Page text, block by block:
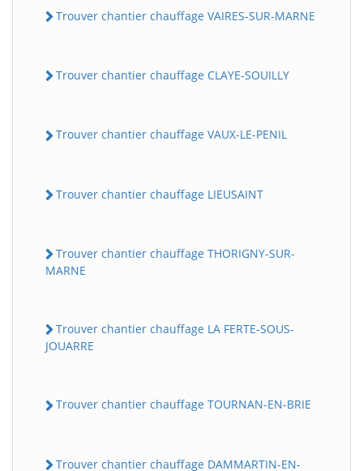
Trouver chantier chauffage VAIRES-SUR-MARNE
Trouver chantier chauffage CLAYE-SOUILLY
Trouver chantier chauffage VAUX-LE-PENIL
Trouver chantier chauffage LIEUSAINT
Trouver chantier chauffage THORIGNY-SUR-
MARNE
Trouver chantier chauffage LA FERTE-SOUS-
JOUARRE
Trouver chantier chauffage TOURNAN-EN-BRIE
Trouver chantier chauffage DAMMARTIN-EN-